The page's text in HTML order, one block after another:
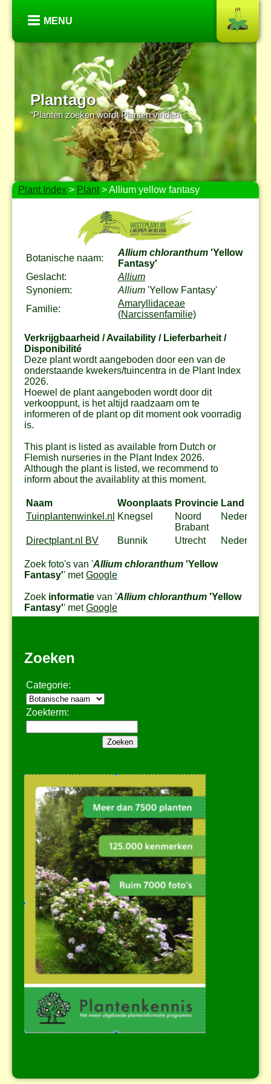
MENU
Plantago
“Planten zoeken wordt Planten vinden”
Plant Index > Plant> Allium yellow fantasy
Botanische naam:
Allium chloranthum 'Yellow
Fantasy'
Geslacht:
Allium
Synoniem:
Allium 'Yellow Fantasy'
Familie:
Amaryllidaceae
(Narcissenfamilie)
Verkrijgbaarheid / Availability / Lieferbarheit /
Disponibilité
Deze plant wordt aangeboden door een van de
onderstaande kwekers/tuincentra in de Plant Index
2026.
Hoewel de plant aangeboden wordt door dit
verkooppunt, is het altijd raadzaam om te
informeren of de plant op dit moment ook voorradig
is.
This plant is listed as available from Dutch or
Flemish nurseries in the Plant Index 2026.
Although the plant is listed, we recommend to
inform about the availablity at this moment.
Naam Woonplaats Provincie Land
Tuinplantenwinkel.nl
Knegsel
Noord
Brabant
Nederland
Directplant.nl BV Bunnik Utrecht Nederland
Zoek foto's van 'Allium chloranthum 'Yellow
Fantasy'' metGoogle
Zoek informatie van 'Allium chloranthum 'Yellow
Fantasy'' metGoogle
Zoeken
Categorie:
Zoekterm: